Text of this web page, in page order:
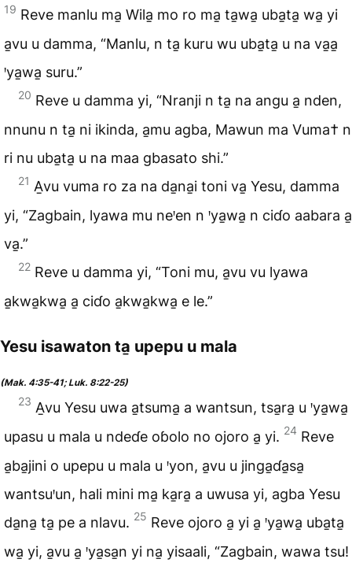
19 Reve manlu ma̱ Wila̱ mo ro ma̱ ta̱wa̱ uba̱ta̱ wa̱ yi
a̱vu u damma, “Manlu, n ta̱ kuru wu uba̱ta̱ u na va̱a̱
ꞌya̱wa̱ suru.”
20 Reve u damma yi, “Nranji n ta̱ na angu a̱ nden,
nnunu n ta̱ ni ikinda, a̱mu agba, Mawun ma Vuma† n
ri nu uba̱ta̱ u na maa gbasato shi.”
21 A̱vu vuma ro za na da̱na̱i toni va̱ Yesu, damma
yi, “Zagbain, lyawa mu neꞌen n ꞌya̱wa̱ n ciɗo aabara a̱
va̱.”
22 Reve u damma yi, “Toni mu, a̱vu vu lyawa
a̱kwa̱kwa̱ a̱ ciɗo a̱kwa̱kwa̱ e le.”
Yesu isawaton ta̱ upepu u mala
(Mak. 4:35-41; Luk. 8:22-25)
23 A̱vu Yesu uwa a̱tsuma̱ a wantsun, tsa̱ra̱ u ꞌya̱wa̱
upasu u mala u ndeɗe oɓolo no ojoro a̱ yi. 24 Reve
a̱ba̱jini o upepu u mala u ꞌyon, a̱vu u jinga̱ɗa̱sa̱
wantsuꞌun, hali mini ma̱ ka̱ra̱ a uwusa yi, agba Yesu
da̱na̱ ta̱ pe a nlavu. 25 Reve ojoro a̱ yi a̱ ꞌya̱wa̱ uba̱ta̱
wa̱ yi, a̱vu a̱ ꞌya̱sa̱n yi na̱ yisaali, “Zagbain, wawa tsu!